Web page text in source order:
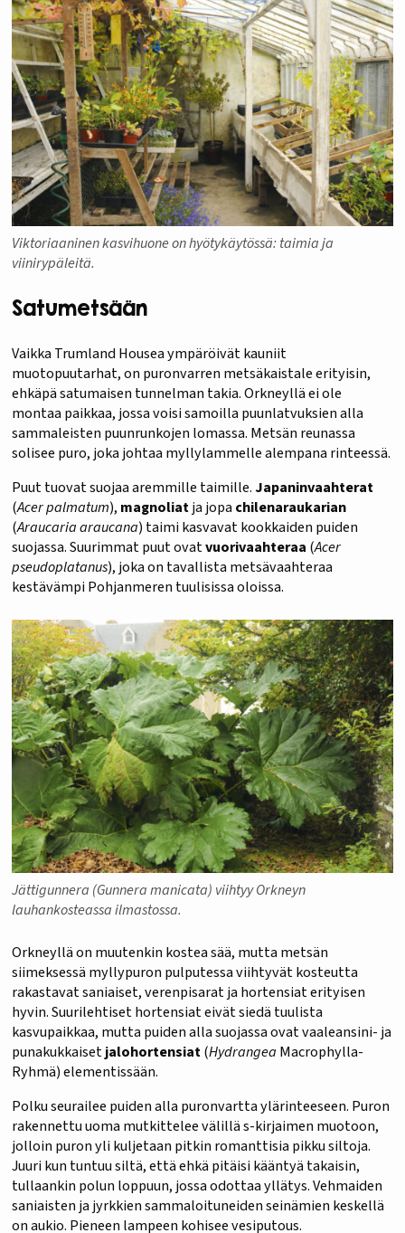
Viktoriaaninen kasvihuone on hyötykäytössä: taimia ja
viinirypäleitä.
Satumetsään
Vaikka Trumland Housea ympäröivät kauniit
muotopuutarhat, on puronvarren metsäkaistale erityisin,
ehkäpä satumaisen tunnelman takia. Orkneyllä ei ole
montaa paikkaa, jossa voisi samoilla puunlatvuksien alla
sammaleisten puunrunkojen lomassa. Metsän reunassa
solisee puro, joka johtaa myllylammelle alempana rinteessä.
Puut tuovat suojaa aremmille taimille.Japaninvaahterat
(Acer palmatum), magnoliatja jopa chilenaraukarian
(Araucaria araucana) taimi kasvavat kookkaiden puiden
suojassa. Suurimmat puut ovatvuorivaahteraa (Acer
pseudoplatanus), joka on tavallista metsävaahteraa
kestävämpi Pohjanmeren tuulisissa oloissa.
Jättigunnera (Gunnera manicata) viihtyy Orkneyn
lauhankosteassa ilmastossa.
Orkneyllä on muutenkin kostea sää, mutta metsän
siimeksessä myllypuron pulputessa viihtyvät kosteutta
rakastavat saniaiset, verenpisarat ja hortensiat erityisen
hyvin. Suurilehtiset hortensiat eivät siedä tuulista
kasvupaikkaa, mutta puiden alla suojassa ovat vaaleansini- ja
punakukkaisetjalohortensiat(Hydrangea Macrophylla-
Ryhmä) elementissään.
Polku seurailee puiden alla puronvartta ylärinteeseen. Puron
rakennettu uoma mutkittelee välillä s-kirjaimen muotoon,
jolloin puron yli kuljetaan pitkin romanttisia pikku siltoja.
Juuri kun tuntuu siltä, että ehkä pitäisi kääntyä takaisin,
tullaankin polun loppuun, jossa odottaa yllätys. Vehmaiden
saniaisten ja jyrkkien sammaloituneiden seinämien keskellä
on aukio. Pieneen lampeen kohisee vesiputous.